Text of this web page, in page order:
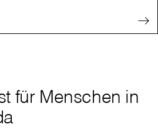
für Menschen in